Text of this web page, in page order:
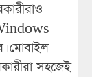
মোবাইল
সহজেই